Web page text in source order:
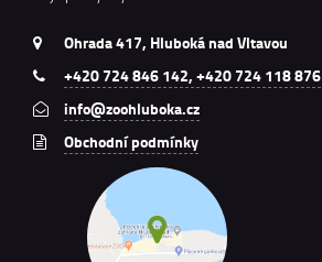
Ohrada 417, Hluboká nad Vltavou
+420 724 846 142, +420 724 118 876
info@zoohluboka.cz
Obchodní podmínky